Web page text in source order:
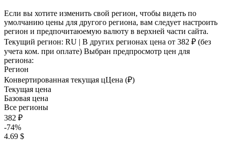
Если вы хотите изменить свой регион, чтобы видеть по
умолчанию цены для другого региона, вам следует настроить
регион и предпочитаюемую валюту в верхней части сайта.
Текущий регион: RU | В других регионах цена от 382 ₽ (без
учета ком. при оплате) Выбран предпросмотр цен для
региона:
Регион
Конвертированная текущая цЦена (₽)
Текущая цена
Базовая цена
Все регионы
382 ₽
-74%
4.69 $